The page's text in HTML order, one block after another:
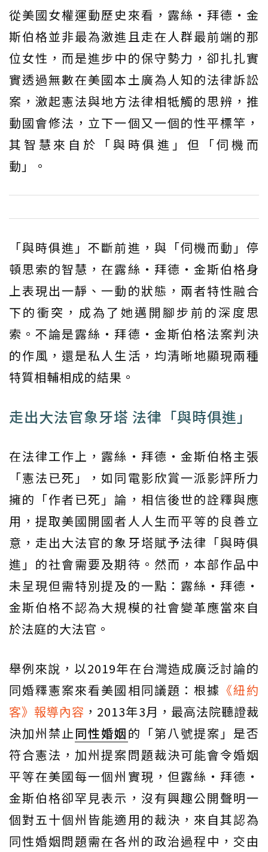
從美國女權運動歷史來看，露絲・拜德・金
斯伯格並非最為激進且走在人群最前端的那
位女性，而是進步中的保守勢力，卻扎扎實
實透過無數在美國本土廣為人知的法律訴訟
案，激起憲法與地方法律相牴觸的思辨，推
動國會修法，立下一個又一個的性平標竿，
其智慧來自於「與時俱進」但「伺機而
動」。
「與時俱進」不斷前進，與「伺機而動」停
頓思索的智慧，在露絲・拜德・金斯伯格身
上表現出一靜、一動的狀態，兩者特性融合
下的衝突，成為了她邁開腳步前的深度思
索。不論是露絲・拜德・金斯伯格法案判決
的作風，還是私人生活，均清晰地顯現兩種
特質相輔相成的結果。
走出大法官象牙塔 法律「與時俱進」
在法律工作上，露絲・拜德・金斯伯格主張
「憲法已死」，如同電影欣賞一派影評所力
擁的「作者已死」論，相信後世的詮釋與應
用，提取美國開國者人人生而平等的良善立
意，走出大法官的象牙塔賦予法律「與時俱
進」的社會需要及期待。然而，本部作品中
未呈現但需特別提及的一點：露絲・拜德・
金斯伯格不認為大規模的社會變革應當來自
於法庭的大法官。
舉例來說，以2019年在台灣造成廣泛討論的
同婚釋憲案來看美國相同議題：根據 《紐約
客》報導內容 ，2013年3月，最高法院聽證裁
決加州禁止同性婚姻的「第八號提案」是否
符合憲法，加州提案問題裁決可能會令婚姻
平等在美國每一個州實現，但露絲・拜德・
金斯伯格卻罕見表示，沒有興趣公開聲明一
個對五十個州皆能適用的裁決，來自其認為
同性婚姻問題需在各州的政治過程中，交由